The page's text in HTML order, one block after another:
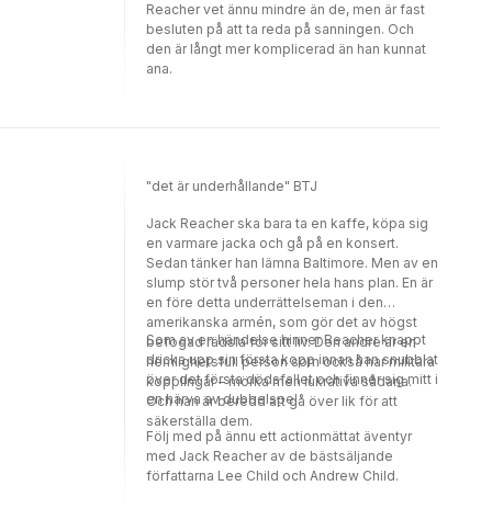
Reacher vet ännu mindre än de, men är fast
besluten på att ta reda på sanningen. Och
den är långt mer komplicerad än han kunnat
ana.
"det är underhållande" BTJ
Jack Reacher ska bara ta en kaffe, köpa sig
en varmare jacka och gå på en konsert.
Sedan tänker han lämna Baltimore. Men av en
slump stör två personer hela hans plan. En är
en före detta underrättelseman i den
amerikanska armén, som gör det av högst
befogad rädsla för sitt liv. Den andre är en
hemlighetsfull person som också har militära
kopplingar – mörka men lukrativa sådana.
Och han är beredd att gå över lik för att
säkerställa dem.
Som av en händelse hinner Reacher knappt
dricka upp sin första kopp innan han snubblat
över det första dödsfallet och finner sig mitt i
en härva av dubbelspel.
Följ med på ännu ett actionmättat äventyr
med Jack Reacher av de bästsäljande
författarna Lee Child och Andrew Child.